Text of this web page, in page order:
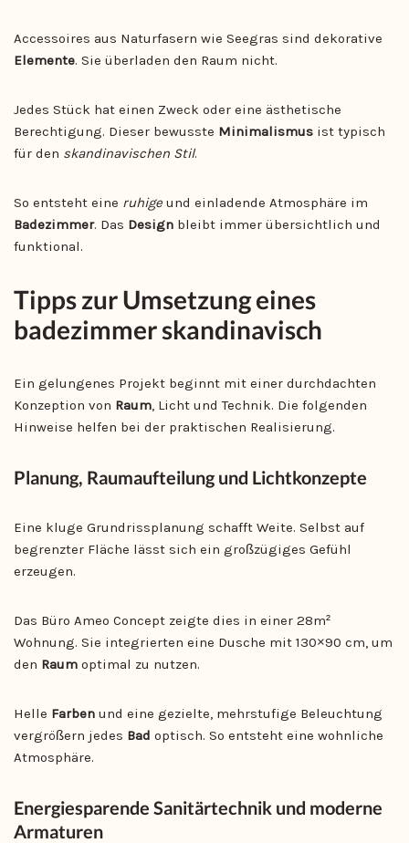
Accessoires aus Naturfasern wie Seegras sind dekorative
Elemente. Sie überladen den Raum nicht.
Jedes Stück hat einen Zweck oder eine ästhetische
Berechtigung. Dieser bewusste Minimalismus ist typisch
für den skandinavischen Stil.
So entsteht eine ruhige und einladende Atmosphäre im
Badezimmer. Das Design bleibt immer übersichtlich und
funktional.
Tipps zur Umsetzung eines
badezimmer skandinavisch
Ein gelungenes Projekt beginnt mit einer durchdachten
Konzeption von Raum, Licht und Technik. Die folgenden
Hinweise helfen bei der praktischen Realisierung.
Planung, Raumaufteilung und Lichtkonzepte
Eine kluge Grundrissplanung schafft Weite. Selbst auf
begrenzter Fläche lässt sich ein großzügiges Gefühl
erzeugen.
Das Büro Ameo Concept zeigte dies in einer 28m²
Wohnung. Sie integrierten eine Dusche mit 130×90 cm, um
den Raum optimal zu nutzen.
Helle Farben und eine gezielte, mehrstufige Beleuchtung
vergrößern jedes Bad optisch. So entsteht eine wohnliche
Atmosphäre.
Energiesparende Sanitärtechnik und moderne
Armaturen